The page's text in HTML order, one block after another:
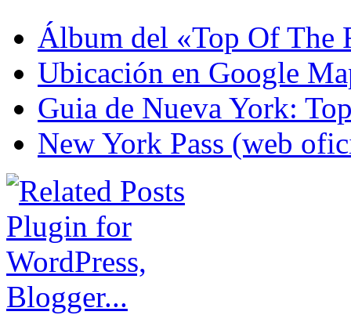
Álbum del «Top Of The
Ubicación en Google
Guia de Nueva York:
New York Pass (web